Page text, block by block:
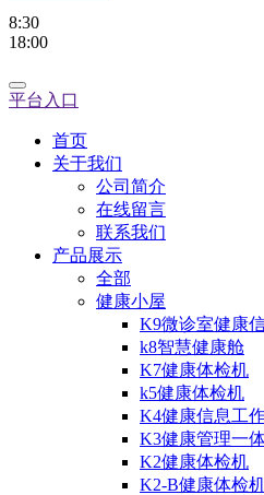
8:30
18:00
平台入口
首页
关于我们
公司简介
在线留言
联系我们
产品展示
全部
健康小屋
K9微诊室健康
k8智慧健康舱
K7健康体检机
k5健康体检机
K4健康信息工
K3健康管理一
K2健康体检机
K2-B健康体检